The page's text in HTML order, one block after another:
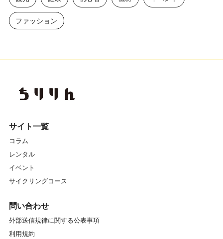
ファッション
サイト一覧
コラム
レンタル
イベント
サイクリングコース
問い合わせ
外部送信規律に関する公表事項
利用規約